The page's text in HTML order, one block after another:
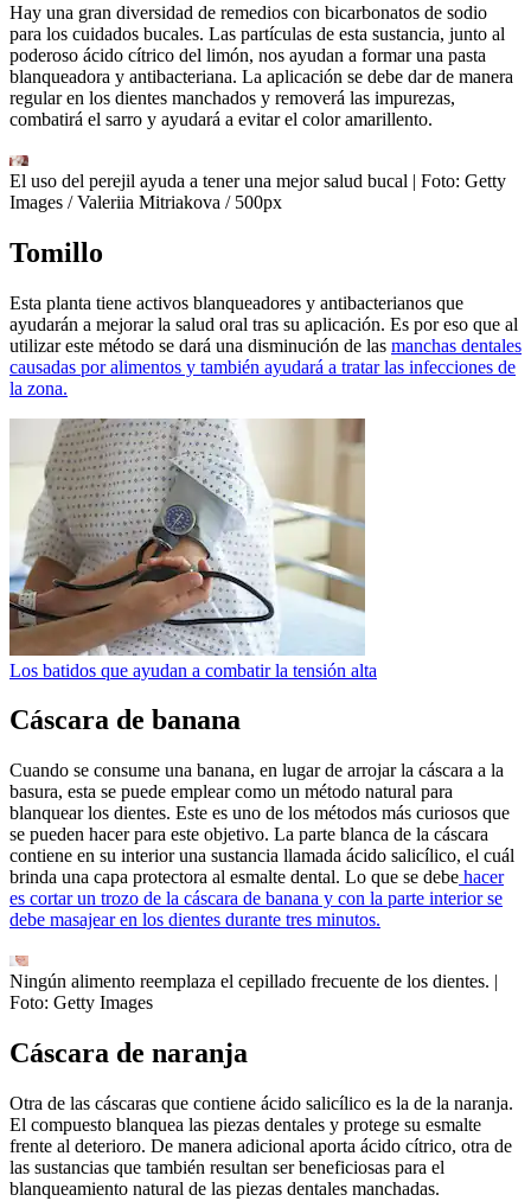
Hay una gran diversidad de remedios con bicarbonatos de sodio
para los cuidados bucales. Las partículas de esta sustancia, junto al
poderoso ácido cítrico del limón, nos ayudan a formar una pasta
blanqueadora y antibacteriana. La aplicación se debe dar de manera
regular en los dientes manchados y removerá las impurezas,
combatirá el sarro y ayudará a evitar el color amarillento.
El uso del perejil ayuda a tener una mejor salud bucal | Foto: Getty
Images / Valeriia Mitriakova / 500px
Tomillo
Esta planta tiene activos blanqueadores y antibacterianos que
ayudarán a mejorar la salud oral tras su aplicación. Es por eso que al
utilizar este método se dará una disminución de las manchas dentales
causadas por alimentos y también ayudará a tratar las infecciones de
la zona.
Los batidos que ayudan a combatir la tensión alta
Cáscara de banana
Cuando se consume una banana, en lugar de arrojar la cáscara a la
basura, esta se puede emplear como un método natural para
blanquear los dientes. Este es uno de los métodos más curiosos que
se pueden hacer para este objetivo. La parte blanca de la cáscara
contiene en su interior una sustancia llamada ácido salicílico, el cuál
brinda una capa protectora al esmalte dental. Lo que se debe hacer
es cortar un trozo de la cáscara de banana y con la parte interior se
debe masajear en los dientes durante tres minutos.
Ningún alimento reemplaza el cepillado frecuente de los dientes. |
Foto: Getty Images
Cáscara de naranja
Otra de las cáscaras que contiene ácido salicílico es la de la naranja.
El compuesto blanquea las piezas dentales y protege su esmalte
frente al deterioro. De manera adicional aporta ácido cítrico, otra de
las sustancias que también resultan ser beneficiosas para el
blanqueamiento natural de las piezas dentales manchadas.